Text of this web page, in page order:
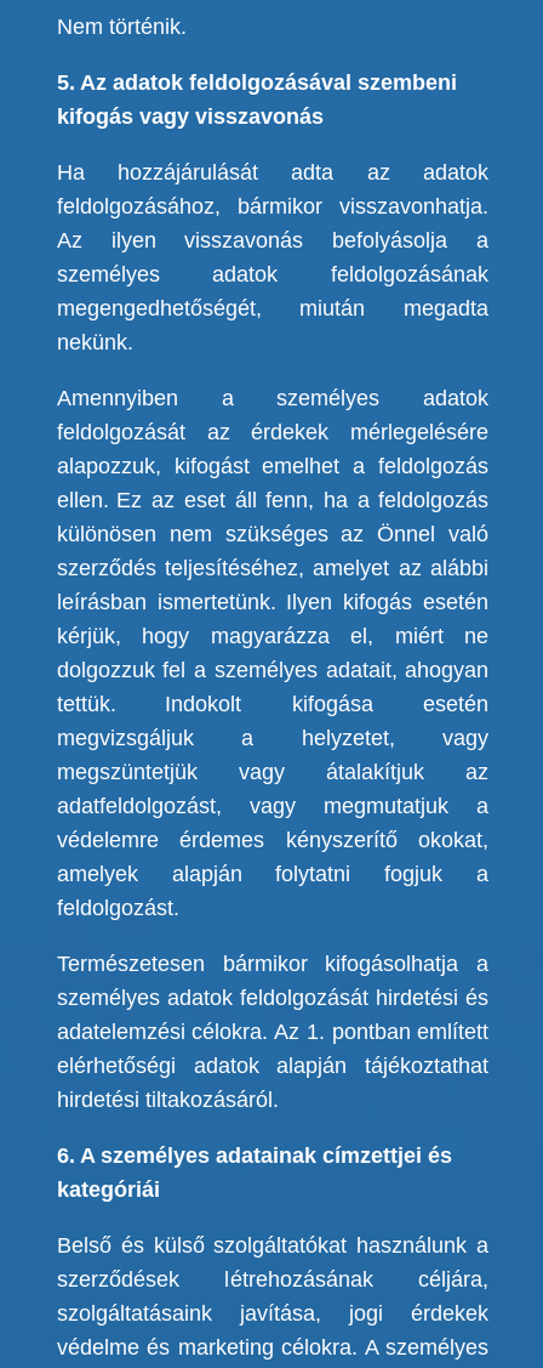
Nem történik.
5. Az adatok feldolgozásával szembeni
kifogás vagy visszavonás
Ha hozzájárulását adta az adatok
feldolgozásához, bármikor visszavonhatja.
Az ilyen visszavonás befolyásolja a
személyes adatok feldolgozásának
megengedhetőségét, miután megadta
nekünk.
Amennyiben a személyes adatok
feldolgozását az érdekek mérlegelésére
alapozzuk, kifogást emelhet a feldolgozás
ellen. Ez az eset áll fenn, ha a feldolgozás
különösen nem szükséges az Önnel való
szerződés teljesítéséhez, amelyet az alábbi
leírásban ismertetünk. Ilyen kifogás esetén
kérjük, hogy magyarázza el, miért ne
dolgozzuk fel a személyes adatait, ahogyan
tettük.
Indokolt kifogása esetén
megvizsgáljuk a helyzetet, vagy
megszüntetjük vagy átalakítjuk az
adatfeldolgozást, vagy megmutatjuk a
védelemre érdemes kényszerítő okokat,
amelyek alapján folytatni fogjuk a
feldolgozást.
Természetesen bármikor kifogásolhatja a
személyes adatok feldolgozását hirdetési és
adatelemzési célokra. Az 1. pontban említett
elérhetőségi adatok alapján tájékoztathat
hirdetési tiltakozásáról.
6. A személyes adatainak címzettjei és
kategóriái
Belső és külső szolgáltatókat használunk a
szerződések l étrehozásának céljára,
szolgáltatásaink javítása, jogi érdekek
védelme és marketing célokra. A személyes